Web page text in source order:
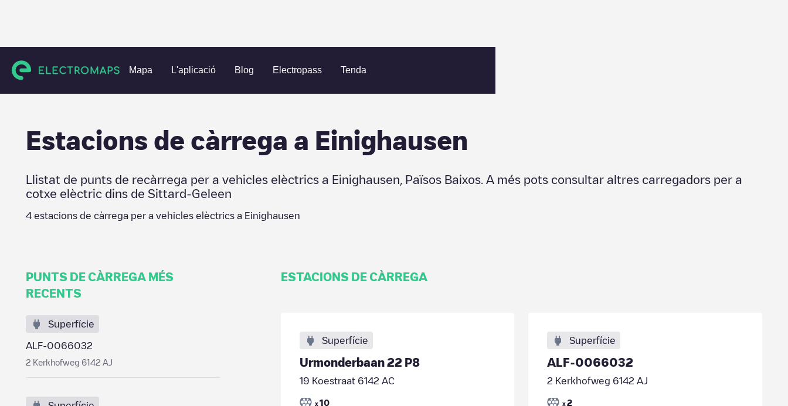
Mapa L'aplicació Blog Electropass Tenda
Charging stations Països Baixos Sittard-Geleen Einighausen
Estacions de càrrega a Einighausen
Llistat de punts de recàrrega per a vehicles elèctrics a Einighausen Països Baixos . A més pots consultar altres carregadors per a
cotxe elèctric dins de Sittard-Geleen
4 estacions de càrrega per a vehicles elèctrics a Einighausen
PUNTS DE CÀRREGA MÉS
RECENTS
Superfície
ALF-0066032
2 Kerkhofweg 6142 AJ
ESTACIONS DE CÀRREGA
Superfície
Urmonderbaan 22 P8
19 Koestraat 6142 AC
x 10
Superfície
ALF-0066032
2 Kerkhofweg 6142 AJ
x 2